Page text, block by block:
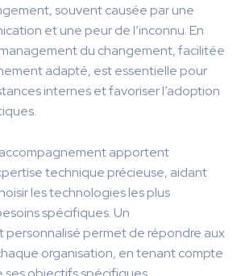
souvent causée par une
et une peur de l’inconnu. En
du changement, facilitée
adapté, est essentielle pour
internes et favoriser l’adoption
apportent
technique précieuse, aidant
les technologies les plus
spécifiques. Un
personnalisé permet de répondre aux
organisation, en tenant compte